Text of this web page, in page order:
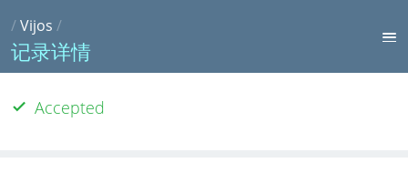
/Vijos /
记录详情
Accepted